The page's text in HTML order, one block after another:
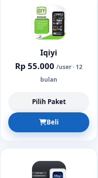
Iqiyi
Rp 55.000/user · 12
bulan
Pilih Paket
Beli